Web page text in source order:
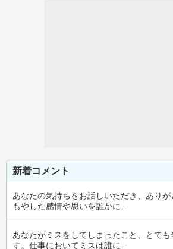
新着コメント
あなたの気持ちをお話しいただき、あり
もやした感情や思いを誰かに…
あなたがミスをしてしまったこと、とて
す。仕事においてミスは誰に…